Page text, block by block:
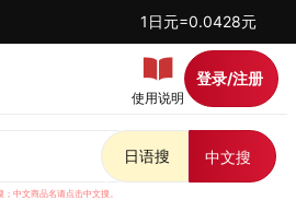
1日元=0.0428元
使用说明
登录/注册
日语搜 中文搜
中文商品名请点击中文搜。